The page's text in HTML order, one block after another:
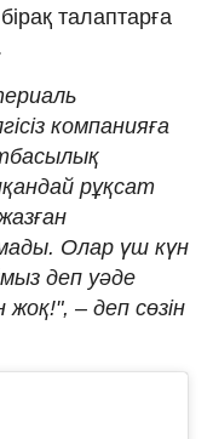
талаптарға
компанияға
рұқсат
Олар үш күн
деп уәде
жоқ!", – деп сөзін